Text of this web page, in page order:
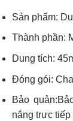
Sản phẩm:
Thành phần:
Dung tích:
Đóng gói:
Bảo
nắng trực tiếp